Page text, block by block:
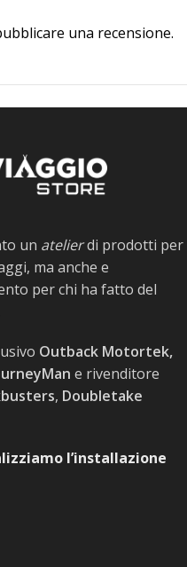
una recensione.
un atelierdi prodotti per
ma anche e
per chi ha fatto del
Outback Motortek,
e rivenditore
, Doubletake
l’installazione